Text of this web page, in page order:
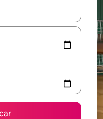
disponibles, podrás navegar